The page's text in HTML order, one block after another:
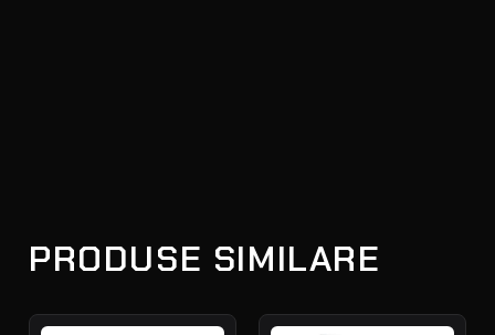
PRODUSE SIMILARE